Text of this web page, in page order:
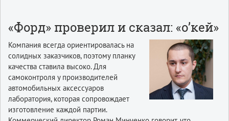
«Форд» проверил и сказал: «о’кей»
Компания всегда ориентировалась на
солидных заказчиков, поэтому планку
качества ставила высоко. Для
самоконтроля у производителей
автомобильных аксессуаров
лаборатория, которая сопровождает
изготовление каждой партии.